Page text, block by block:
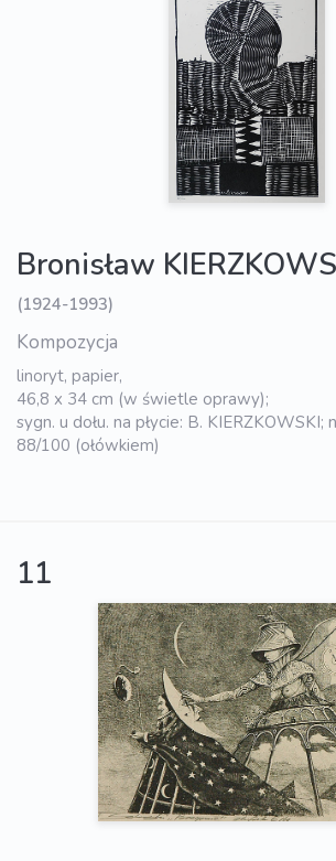
Bronisław
(1924-1993)
Kompozycja
linoryt, papier,
46,8 x 34 cm (w świetle oprawy);
sygn. u dołu. na płycie: B. KIERZKOWSKI;
88/100 (ołówkiem)
11